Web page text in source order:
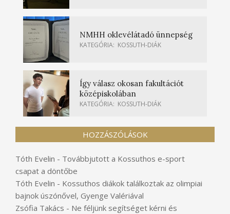
NMHH oklevélátadó ünnepség
KATEGÓRIA: KOSSUTH-DIÁK
Így válasz okosan fakultációt
középiskolában
KATEGÓRIA: KOSSUTH-DIÁK
HOZZÁSZÓLÁSOK
Tóth Evelin - Továbbjutott a Kossuthos e-sport
csapat a döntőbe
Tóth Evelin - Kossuthos diákok találkoztak az olimpiai
bajnok úszónővel, Gyenge Valériával
Zsófia Takács - Ne féljünk segítséget kérni és